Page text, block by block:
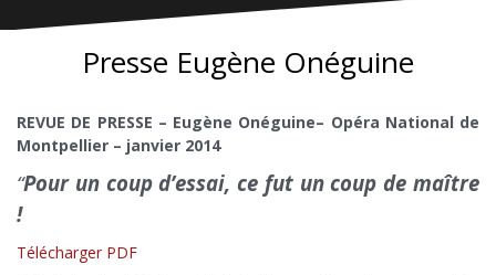
Presse Eugène Onéguine
REVUE DE PRESSE – Eugène Onéguine– Opéra National de
Montpellier – janvier 2014
“Pour un coup d’essai, ce fut un coup de maître
!
Télécharger PDF